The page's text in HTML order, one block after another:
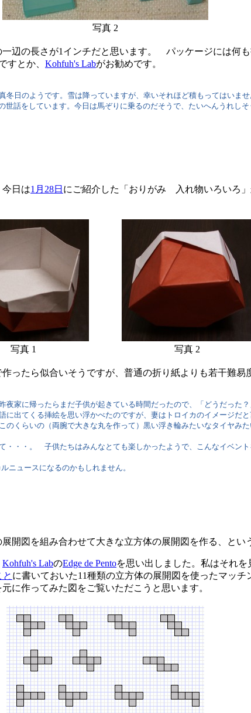
写真 2
辺の長さが1インチだと思います。 パッケージには何
すとか、 Kohfuh's Labがお勧めです。
日のようです。雪は降っていますが、幸いそれほど積もってはいま
話をしています。今日は馬ぞりに乗るのだそうで、たいへんうれしそ
日は1月28日 にご紹介した「おりがみ 入れ物いろいろ
写真 1 写真 2
たら似合いそうですが、普通の折り紙よりも若干難易
家に帰ったらまだ子供が起きている時間だったので、「どうだった
出てくる挿絵を思い浮かべたのですが、妻はトロイカのイメージだと
くらいの（両腕で大きな丸を作って）黒い浮き輪みたいなタイヤみ
・・。 子供たちはみんなとても楽しかったようで、こんなイベン
ニュースになるのかもしれません。
開図を組み合わせて大きな立方体の展開図を作る、とい
Kohfuh's LabのEdge de Pentoを思い出しました。私はそれ
と に書いておいた11種類の立方体の展開図を使ったマッ
に作ってみた図をご覧いただこうと思います。